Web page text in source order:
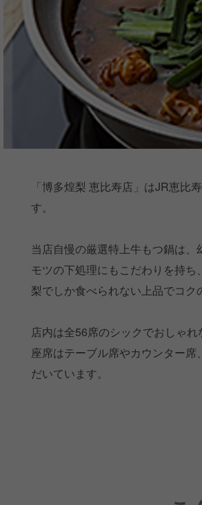
「博多煌梨 恵比寿店」はJR恵比
す。
当店自慢の厳選特上牛もつ鍋は
モツの下処理にもこだわりを持
梨でしか食べられない上品でコ
店内は全56席のシックでおしゃ
座席はテーブル席やカウンター
だいています。